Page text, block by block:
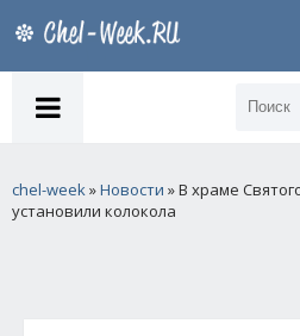
chel-week»Новости » В храме
установили колокола